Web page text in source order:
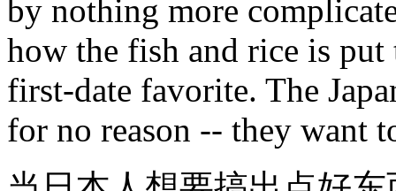
by nothing more
how the fish and rice is
first-date favorite. The
for no reason -- they want